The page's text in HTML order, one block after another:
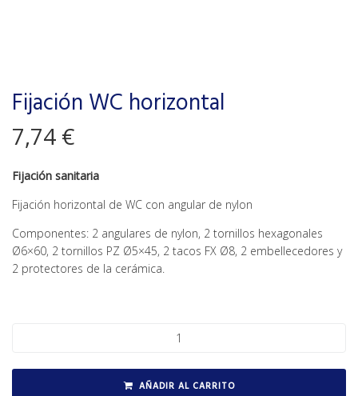
Fijación WC horizontal
7,74 €
Fijación sanitaria
Fijación horizontal de WC con angular de nylon
Componentes: 2 angulares de nylon, 2 tornillos hexagonales
Ø6×60, 2 tornillos PZ Ø5×45, 2 tacos FX Ø8, 2 embellecedores y
2 protectores de la cerámica.
AÑADIR AL CARRITO